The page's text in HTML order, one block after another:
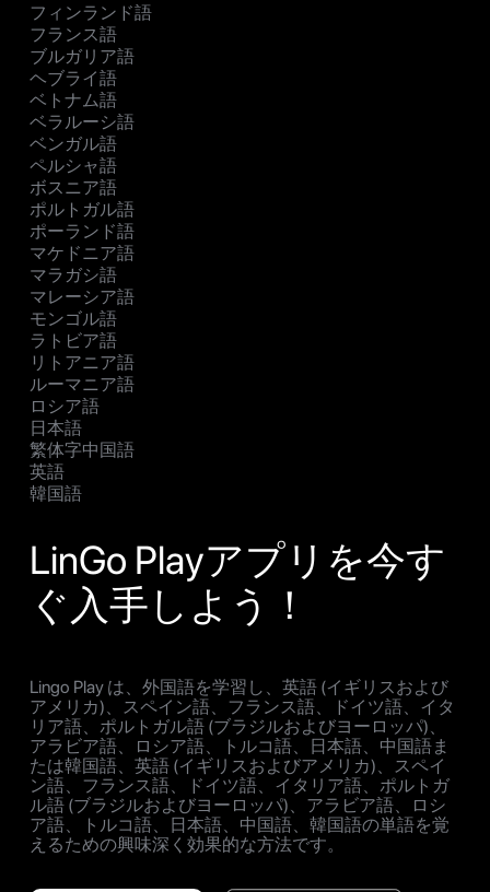
フィンランド語
フランス語
ブルガリア語
ヘブライ語
ベトナム語
ベラルーシ語
ベンガル語
ペルシャ語
ボスニア語
ポルトガル語
ポーランド語
マケドニア語
マラガシ語
マレーシア語
モンゴル語
ラトビア語
リトアニア語
ルーマニア語
ロシア語
日本語
繁体字中国語
英語
韓国語
LinGo Playアプリを今す
ぐ入手しよう！
Lingo Play は、外国語を学習し、英語 (イギリスおよび
アメリカ)、スペイン語、フランス語、ドイツ語、イタ
リア語、ポルトガル語 (ブラジルおよびヨーロッパ)、
アラビア語、ロシア語、トルコ語、日本語、中国語ま
たは韓国語、英語 (イギリスおよびアメリカ)、スペイ
ン語、フランス語、ドイツ語、イタリア語、ポルトガ
ル語 (ブラジルおよびヨーロッパ)、アラビア語、ロシ
ア語、トルコ語、日本語、中国語、韓国語の単語を覚
えるための興味深く効果的な方法です。